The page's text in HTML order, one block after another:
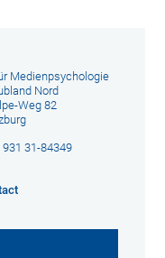
Medienpsychologie
Nord
Weg 82
931 31-84349